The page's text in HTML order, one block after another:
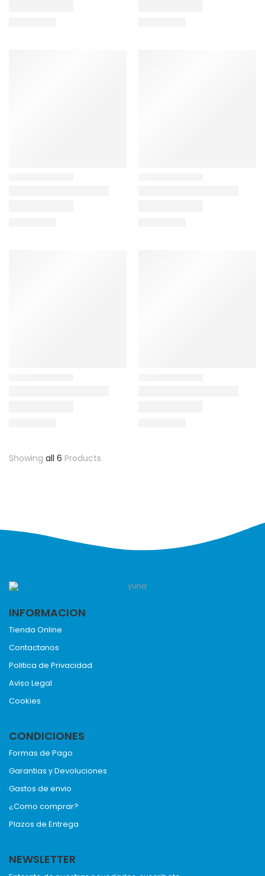
Showing all 6 Products
INFORMACION
Tienda Online
Contactanos
Politica de Privacidad
Aviso Legal
Cookies
CONDICIONES
Formas de Pago
Garantias y Devoluciones
Gastos de envio
¿Como comprar?
Plazos de Entrega
NEWSLETTER